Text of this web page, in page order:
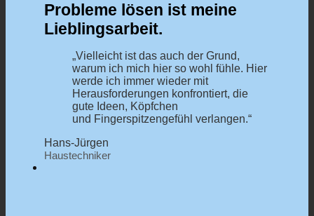
Probleme lösen ist meine
Lieblingsarbeit.
„Vielleicht ist das auch der Grund,
warum ich mich hier so wohl fühle. Hier
werde ich immer wieder mit
Herausforderungen konfrontiert, die
gute Ideen, Köpfchen
und Fingerspitzengefühl verlangen.“
Hans-Jürgen
Haustechniker